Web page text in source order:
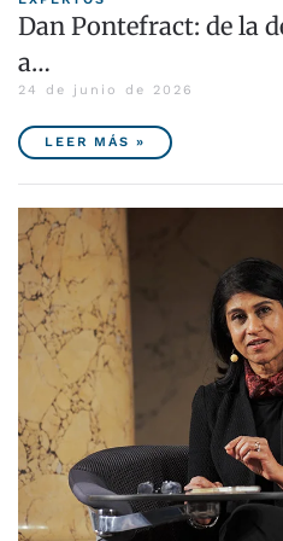
Dan Pontefract: de la
a…
24 de junio de 2026
LEER MÁS »